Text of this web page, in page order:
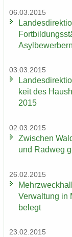
06.03.2015
03.03.2015
keit des
2015
02.03.2015
Zwi­schen
und Rad­weg
26.02.2015
Ver­wal­tung in
be­legt
23.02.2015